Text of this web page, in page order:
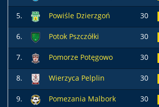
5. Powiśle Dzierzgoń 30
6. Potok Pszczółki 30
7. Pomorze Potęgowo 30
8. Wierzyca Pelplin 30
9. Pomezania Malbork 30